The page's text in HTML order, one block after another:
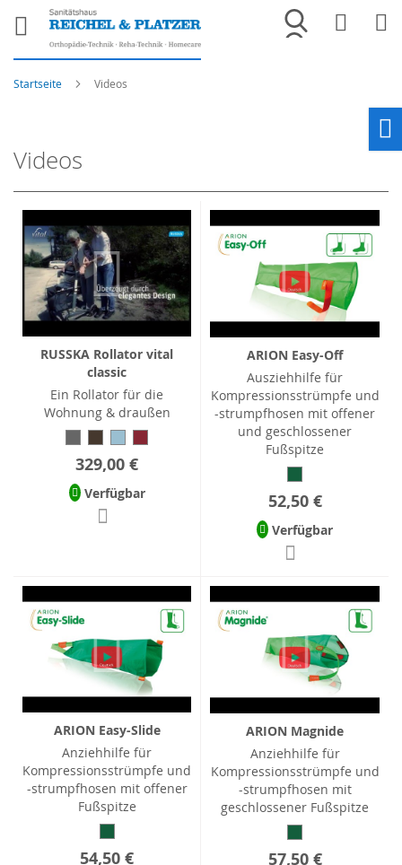
Merkliste
Startseite Videos
Videos
RUSSKA Rollator vital
classic
Ein Rollator für die
Wohnung & draußen
329,00 €
Verfügbar
ARION Easy-Off
Ausziehhilfe für
Kompressionsstrümpfe und
-strumpfhosen mit offener
und geschlossener
Fußspitze
52,50 €
Verfügbar
ARION Easy-Slide
Anziehhilfe für
Kompressionsstrümpfe und
-strumpfhosen mit offener
Fußspitze
54,50 €
ARION Magnide
Anziehhilfe für
Kompressionsstrümpfe und
-strumpfhosen mit
geschlossener Fußspitze
57,50 €